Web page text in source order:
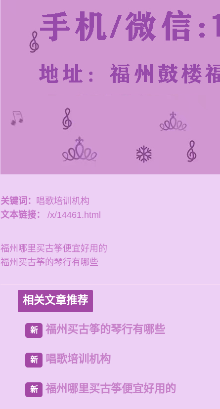
关键词： 唱歌培训机构
文本链接：
/x/14461.html
福州哪里买古筝便宜好用的
福州买古筝的琴行有哪些
相关文章推荐
新 福州买古筝的琴行有哪些
新 唱歌培训机构
新 福州哪里买古筝便宜好用的